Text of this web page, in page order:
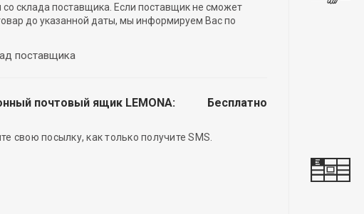
со склада поставщика. Если поставщик не сможет
до указанной даты, мы информируем Вас по
поставщика
почтовый ящик LEMONA:
Бесплатно
свою посылку, как только получите SMS.